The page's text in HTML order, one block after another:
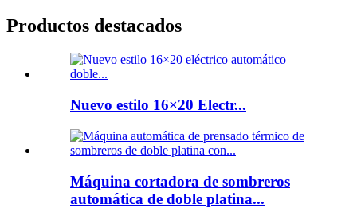
Productos destacados
Nuevo estilo 16×20 Electr...
Máquina cortadora de sombreros
automática de doble platina...